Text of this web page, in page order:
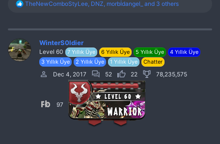
R
i
o
n
TheNewComboStyLee DNZ morbİdangel_ and 3 others
WinterS0ldier
Level 60 7 Yıllık Üye 6 Yıllık Üye 5 Yıllık Üye
4 Yıllık Üye
3 Yıllık Üye
2 Yıllık Üye 1 Yıllık Üye Chatter
Dec 4, 2017 52 22 78,235,575
97